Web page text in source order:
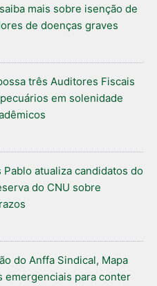
mais sobre isenção de
de doenças graves
três Auditores Fiscais
em solenidade
Pablo atualiza candidatos do
do CNU sobre
do Anffa Sindical, Mapa
emergenciais para conter